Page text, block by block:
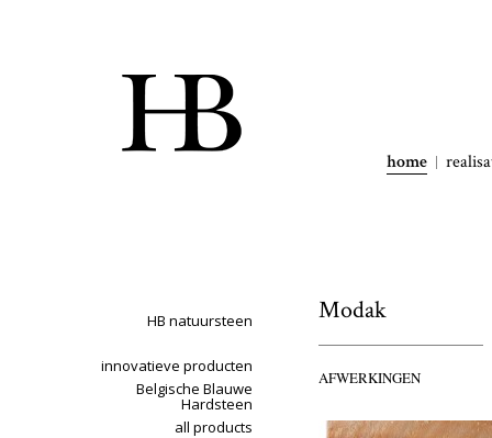
home
HB natuursteen
innovatieve producten
Belgische Blauwe
Hardsteen
all products
Modak
AFWERKINGEN